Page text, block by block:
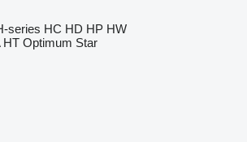
series HC HD HP HW
HT Optimum Star